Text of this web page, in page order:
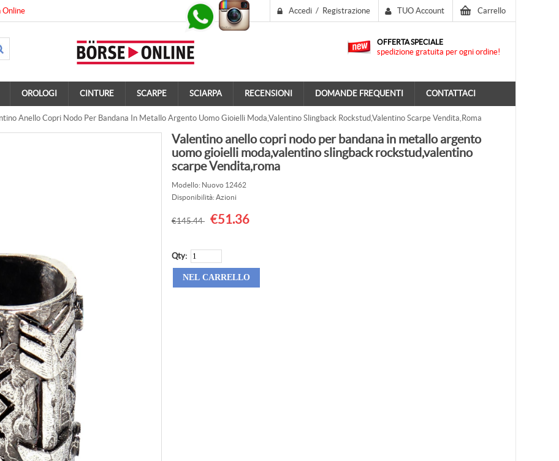
Online Carrello
TUO Account
Accedi / Registrazione
OFFERTA SPECIALE
spedizione gratuita per ogni ordine!
OROLOGI CINTURE SCARPE SCIARPA RECENSIONI DOMANDE FREQUENTI CONTATTACI
Anello Copri Nodo Per Bandana In Metallo Argento Uomo Gioielli Moda,valentino Slingback Rockstud,valentino Scarpe Vendita,roma
Valentino anello copri nodo per bandana in metallo argento
uomo gioielli moda,valentino slingback rockstud,valentino
scarpe Vendita,roma
Modello: Nuovo 12462
Disponibilità: Azioni
€145.44 €51.36
Qty: